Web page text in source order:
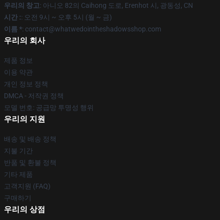
우리의 창고: 아니오 82의 Caihong 도로, Erenhot 시, 광동성, CN
시간 :: 오전 9시 ~ 오후 5시 (월 ~ 금)
이름 *: contact@whatwedointheshadowsshop.com
우리의 회사
제품 정보
이용 약관
개인 정보 정책
DMCA - 저작권 정책
모델 번호: 공급망 투명성 행위
우리의 지원
배송 및 배송 정책
지불 기간
반품 및 환불 정책
기타 제품
고객지원 (FAQ)
구매하기
우리의 상점